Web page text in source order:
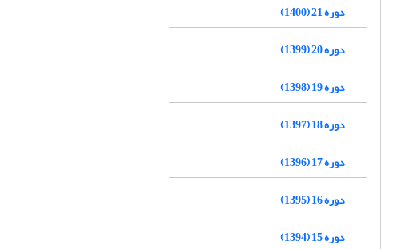
دوره 21 (1400)
دوره 20 (1399)
دوره 19 (1398)
دوره 18 (1397)
دوره 17 (1396)
دوره 16 (1395)
دوره 15 (1394)